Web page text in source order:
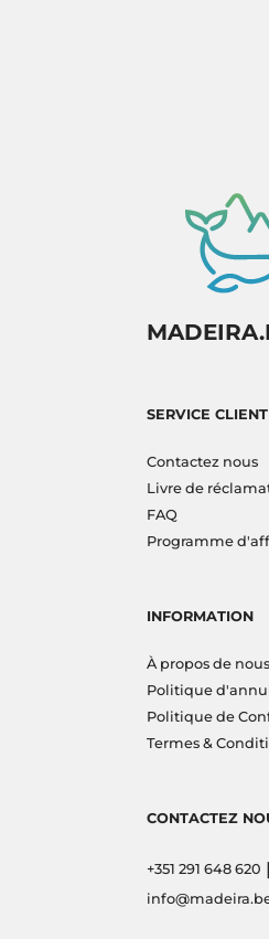
SERVICE CLIENT
Contactez nous
Livre de
FAQ
Programme
INFORMATION
À propos de nous
Politique
Politique de
Termes &
CONTACTEZ
+351 291 648 620 |